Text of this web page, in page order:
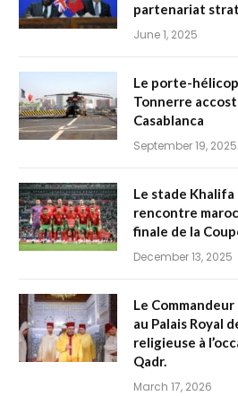
partenariat
June 1, 2025
Le porte-
Tonnerre
Casablanca
September 19, 2025
Le stade
rencontre
finale de la
December 13, 2025
Le
au Palais Royal
religieuse à
Qadr.
March 17, 2026